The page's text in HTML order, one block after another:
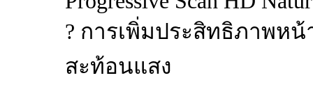
? การเพิ่มประสิทธิภาพห
สะท้อนแสง